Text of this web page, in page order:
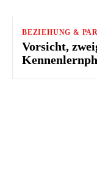
BEZIEHUNG &
Vorsicht,